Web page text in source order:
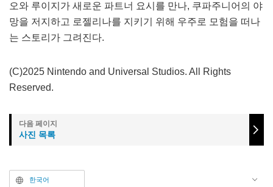
오와 루이지가 새로운 파트너 요시를 만나, 쿠파주니어의 야
망을 저지하고 로젤리나를 지키기 위해 우주로 모험을 떠나
는 스토리가 그려진다.
(C)2025 Nintendo and Universal Studios. All Rights
Reserved.
사진 목록
한국어